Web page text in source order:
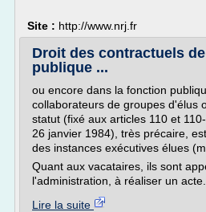
Site : http://www.nrj.fr
Droit des contractuels
publique ...
ou encore dans la fonction
collaborateurs de groupes d'élus
statut (fixé aux articles 110 et
26 janvier 1984), très précaire,
des instances exécutives élues
Quant aux vacataires, ils sont
l'administration, à réaliser un acte...
Lire la suite